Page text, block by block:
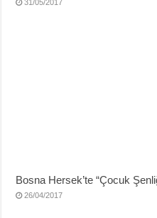
31/05/2017
Bosna Hersek’te “Çocuk
26/04/2017